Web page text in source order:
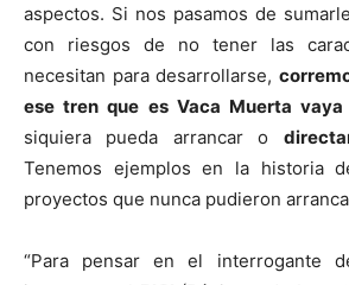
aspectos. Si nos pasamos de
con riesgos de no tener las
necesitan para desarrollarse,
ese tren que es Vaca Muerta
siquiera pueda arrancar o
Tenemos ejemplos en la historia
proyectos que nunca pudieron
“Para pensar en el interrogante